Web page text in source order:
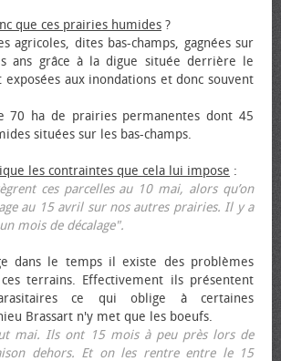
que ces prairies humides ?
agricoles, dites bas-champs, gagnées sur
ans grâce à la digue située derrière le
aux inondations et donc souvent
70 ha de prairies permanentes dont 45
situées sur les bas-champs.
les contraintes que cela lui impose :
ces parcelles au 10 mai, alors qu’on
au 15 avril sur nos autres prairies. Il y a
mois de décalage".
dans le temps il existe des problèmes
terrains. Effectivement ils présentent
ce qui oblige à certaines
Brassart n'y met que les bœufs.
mai. Ils ont 15 mois à peu près lors de
dehors. Et on les rentre entre le 15